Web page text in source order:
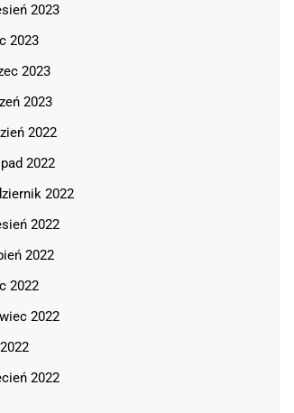
2023
2023
2023
2023
2022
2022
2022
2022
2022
2022
2022
2022